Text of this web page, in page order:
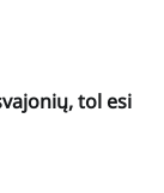
tol esi